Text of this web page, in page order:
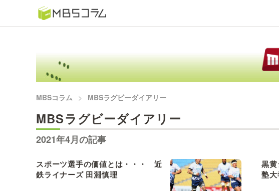
日曜日の初耳学 復習編 エンタメ
推しといつまでも
何が起こるかホンマにわからん！？「ごぶごぶ」のトリ
痛快！明石家電視台に、エエ話はいらんねん！
池上彰
MBSコラム MBSラグビーダイアリー
MBSラグビーダイアリー
2021年4月の記事
スポーツ選手の価値とは・・・ 近
鉄ライナーズ 田淵慎理
黒
塾